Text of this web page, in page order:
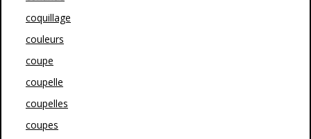
coquillage
couleurs
coupe
coupelle
coupelles
coupes